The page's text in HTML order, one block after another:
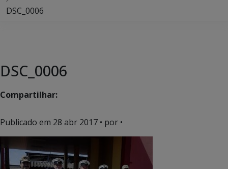
DSC_0006
DSC_0006
Compartilhar:
Publicado em 28 abr 2017 • por •